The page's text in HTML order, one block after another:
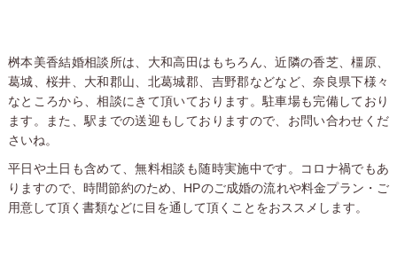
桝本美香結婚相談所は、大和高田はもちろん、近隣の香芝、橿原、
葛城、桜井、大和郡山、北葛城郡、吉野郡などなど、奈良県下様々
なところから、相談にきて頂いております。駐車場も完備しており
ます。また、駅までの送迎もしておりますので、お問い合わせくだ
さいね。
平日や土日も含めて、無料相談も随時実施中です。コロナ禍でもあ
りますので、時間節約のため、HPのご成婚の流れや料金プラン・ご
用意して頂く書類などに目を通して頂くことをおススメします。